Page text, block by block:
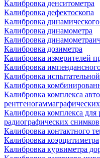
Калибровка денситометра
Калибровка дефектоскопа
Калибровка
Калибровка динамометра
Калибровка
Калибровка дозиметра
Калибровка измерителей
Калибровка
Калибровка
Калибровка
Калибровка комплекса
Калибровка комплекса
радиографических снимков
Калибровка контактного
Калибровка коэрцитиметра
Калибровка курвиметра